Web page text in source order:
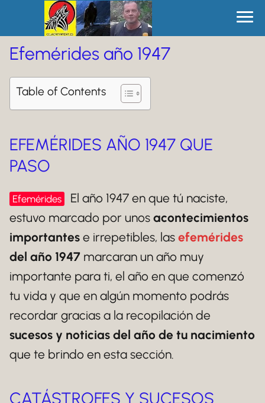
Efemérides año 1947
Table of Contents
EFEMÉRIDES AÑO 1947 QUE
PASO
Efemérides
El año 1947 en que tú naciste,
estuvo marcado por unos acontecimientos
importantes e irrepetibles, las efemérides
del año 1947 marcaran un año muy
importante para ti, el año en que comenzó
tu vida y que en algún momento podrás
recordar gracias a la recopilación de
sucesos y noticias del año de tu nacimiento
que te brindo en esta sección.
CATÁSTROFES Y SUCESOS